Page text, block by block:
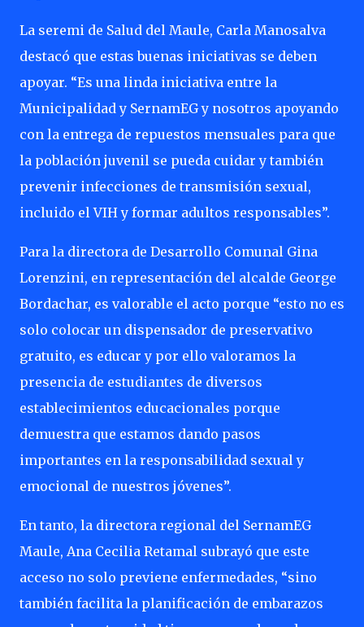
La seremi de Salud del Maule, Carla Manosalva
destacó que estas buenas iniciativas se deben
apoyar. “Es una linda iniciativa entre la
Municipalidad y SernamEG y nosotros apoyando
con la entrega de repuestos mensuales para que
la población juvenil se pueda cuidar y también
prevenir infecciones de transmisión sexual,
incluido el VIH y formar adultos responsables”.
Para la directora de Desarrollo Comunal Gina
Lorenzini, en representación del alcalde George
Bordachar, es valorable el acto porque “esto no es
solo colocar un dispensador de preservativo
gratuito, es educar y por ello valoramos la
presencia de estudiantes de diversos
establecimientos educacionales porque
demuestra que estamos dando pasos
importantes en la responsabilidad sexual y
emocional de nuestros jóvenes”.
En tanto, la directora regional del SernamEG
Maule, Ana Cecilia Retamal subrayó que este
acceso no solo previene enfermedades, “sino
también facilita la planificación de embarazos